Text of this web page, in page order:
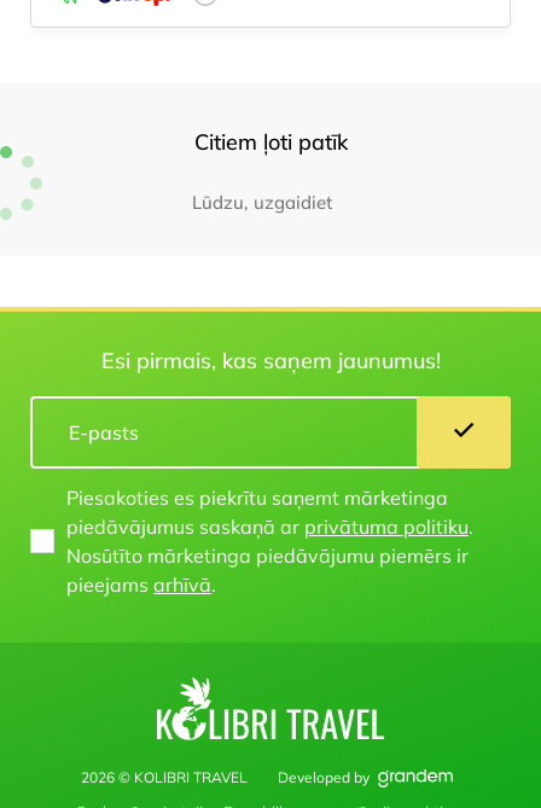
Citiem ļoti patīk
Lūdzu, uzgaidiet
Esi pirmais, kas saņem jaunumus!
Piesakoties es piekrītu saņemt mārketinga
piedāvājumus saskaņā ar privātuma politiku.
Nosūtīto mārketinga piedāvājumu piemērs ir
pieejams arhīvā.
2026 © KOLIBRI TRAVEL Developed by